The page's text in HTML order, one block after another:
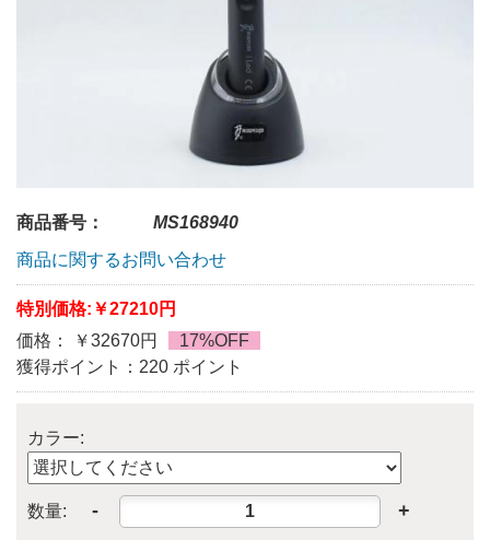
商品番号：
MS168940
商品に関するお問い合わせ
特別価格: ￥27210円
価格： ￥32670円
17%OFF
獲得ポイント：220 ポイント
カラー:
数量: - +